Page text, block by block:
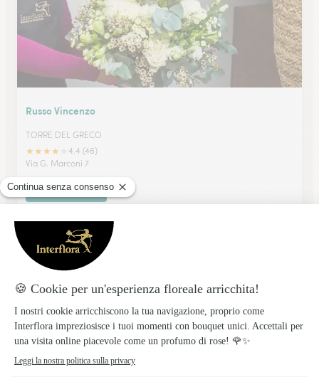
Russo Vincenzo
TORRE DEL GRECO
★★★★
4.4 (46)
Via G. Marconi 7
Vedi il negozio
Russo Luigi
TORRE DEL GRECO